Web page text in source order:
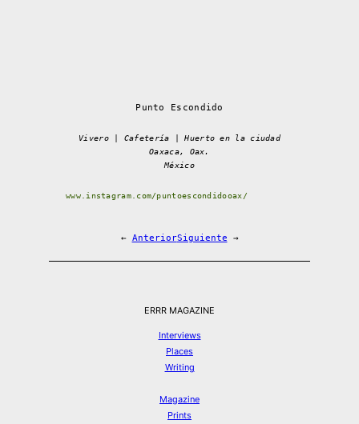
Punto Escondido
Vivero | Cafetería | Huerto en la ciudad
Oaxaca, Oax.
México
www.instagram.com/puntoescondidooax/
← AnteriorSiguiente →
ERRR MAGAZINE
Interviews
Places
Writing
Magazine
Prints